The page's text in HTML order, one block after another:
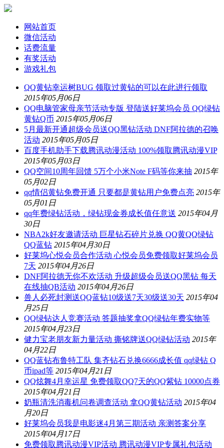
网站首页
微信活动
话费流量
有奖活动
游戏礼包
QQ黄钻幸运树BUG 领取过黄钻的可以在此进行领取
2015年05月06日
QQ电脑管家母亲节活动专版 登陆送好莱坞会员 QQ绿钻
黄钻Q币 2015年05月06日
5月最新开通超级会员送QQ黑钻活动 DNF阿拉德的召唤
活动 2015年05月05日
百度手机助手下载腾讯动漫活动 100%领取腾讯动漫VIP
2015年05月03日
QQ空间10周年回馈 5万个小米Note F码等你来抽 2015年
05月02日
qq情侣黄钻免费开通 只要都是黄钻用户免费点亮 2015年
05月01日
qq年费绿钻活动，绿钻现金券成长值任意送 2015年04月
30日
NBA2k好友邀请活动 巨星钻石碎片兑换 QQ黄QQ绿钻
QQ蓝钻 2015年04月30日
好莱坞心悦会员合作活动 心悦会员免费领取好莱坞会员
7天 2015年04月26日
DNF阿拉德无你不欢活动 升级超级会员送QQ黑钻 每天
在线抽QB活动 2015年04月26日
兽人必死封测送QQ蓝钻10级送7天30级送30天 2015年04
月25日
QQ绿钻达人竞赛活动 答题抽奖拿QQ绿钻年费实物等
2015年04月23日
健力宝老朋友新力量活动 撕铭牌送QQ绿钻活动 2015年
04月22日
QQ蓝钻布鲁特工队 集齐钻石兑换6666成长值 qq绿钻 Q
币ipad等 2015年04月21日
QQ炫舞4月幸运星 免费领取QQ7天的QQ紫钻 10000点券
2015年04月21日
奶瓶清洗消毒机问卷调查活动 拿QQ黄钻活动 2015年04
月20日
好莱坞会员我是电影迷4月第三期活动 亲测答案分享
2015年04月17日
免费领取腾讯动漫VIP活动 腾讯动漫VIP专属礼包活动